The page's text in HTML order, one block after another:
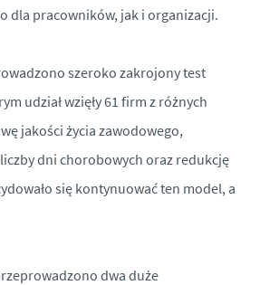
dla pracowników, jak i organizacji.
szeroko zakrojony test
udział wzięły 61 firm z różnych
jakości życia zawodowego,
dni chorobowych oraz redukcję
się kontynuować ten model, a
dwa duże